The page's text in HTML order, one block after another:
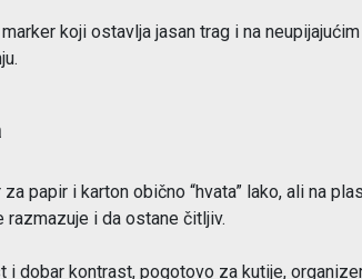
koji ostavlja jasan trag i na
papir i karton obično “hvata” lako, ali na
razmazuje i da ostane čitljiv.
dobar kontrast, pogotovo za kutije,